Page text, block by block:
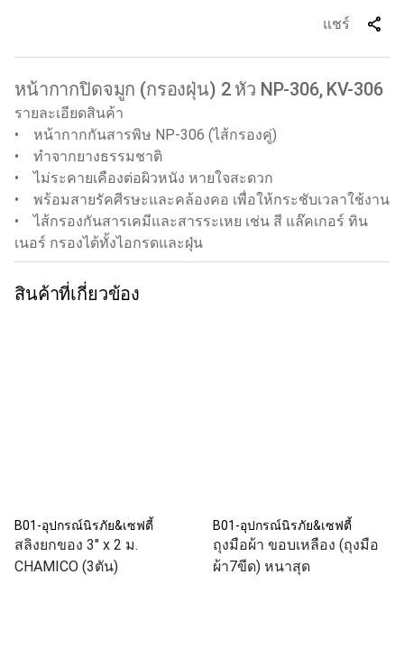
แชร์ share
หน้ากากปิดจมูก (กรองฝุ่น) 2 หัว NP-306, KV-306
รายละเอียดสินค้า
• หน้ากากกันสารพิษ NP-306 (ไส้กรองคู่)
• ทำจากยางธรรมชาติ
• ไม่ระคายเคืองต่อผิวหนัง หายใจสะดวก
• พร้อมสายรัคศีรษะและคล้องคอ เพื่อให้กระชับเวลาใช้งาน
• ไส้กรองกันสารเคมีและสารระเหย เช่น สี แล๊คเกอร์ ทิน
เนอร์ กรองได้ทั้งไอกรดและฝุ่น
สินค้าที่เกี่ยวข้อง
B01-อุปกรณ์นิรภัย&เซฟตี้
สลิงยกของ 3" x 2 ม.
CHAMICO (3ตัน)
B01-อุปกรณ์นิรภัย&เซฟตี้
ถุงมือผ้า ขอบเหลือง (ถุงมือ
ผ้า7ขีด) หนาสุด